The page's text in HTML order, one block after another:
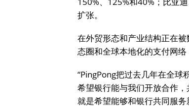
扩张。
在外贸形态和产业结构正在
态圈和全球本地化的支付网络
“PingPong把过去几年在全
希望银行能与我们开放合作
就是希望能够和银行共同服